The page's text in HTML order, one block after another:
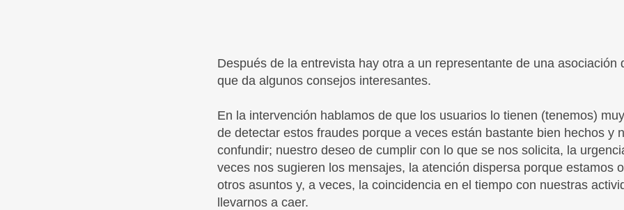
Después de la entrevista hay otra a un representante de una asociación
que da algunos consejos interesantes.
En la intervención hablamos de que los usuarios lo tienen (tenemos)
de detectar estos fraudes porque a veces están bastante bien hechos y
confundir; nuestro deseo de cumplir con lo que se nos solicita, la
veces nos sugieren los mensajes, la atención dispersa porque estamos
otros asuntos y, a veces, la coincidencia en el tiempo con nuestras
llevarnos a caer.